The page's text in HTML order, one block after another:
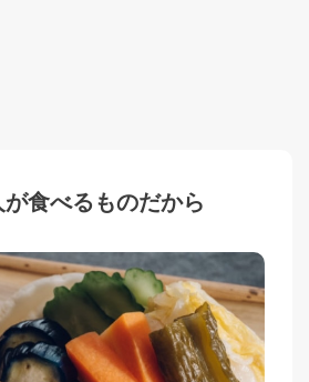
食べるものだから